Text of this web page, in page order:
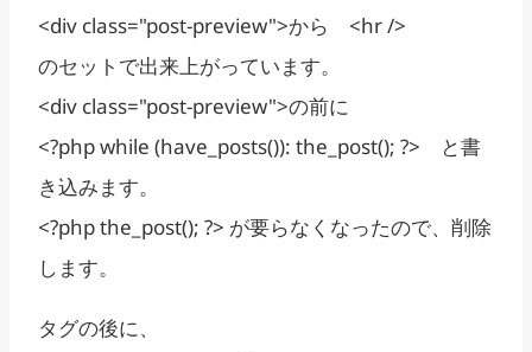
<div class="post-preview">から <hr />
のセットで出来上がっています。
<div class="post-preview">の前に
<?php while (have_posts()): the_post(); ?> と書
き込みます。
<?php the_post(); ?> が要らなくなったので、削除
します。
タグの後に、